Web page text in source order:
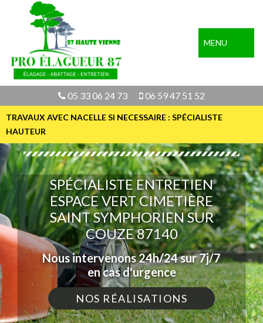
MENU
05 33 06 24 73 06 59 47 51 52
TRAVAUX AVEC NACELLE SI NECESSAIRE : SPÉCIALISTE
HAUTEUR
SPÉCIALISTE ENTRETIEN
ESPACE VERT CIMETIÈRE
SAINT SYMPHORIEN SUR
COUZE 87140
Nous intervenons 24h/24 sur 7j/7
en cas d'urgence
NOS RÉALISATIONS